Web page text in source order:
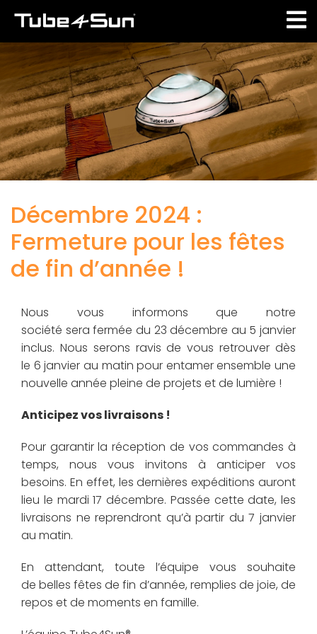
contenu
principal
Décembre 2024 :
Fermeture pour les fêtes
de fin d’année !
Nous vous informons que notre
société sera fermée du 23 décembre au 5 janvier
inclus. Nous serons ravis de vous retrouver dès
le 6 janvier au matin pour entamer ensemble une
nouvelle année pleine de projets et de lumière !
Anticipez vos livraisons !
Pour garantir la réception de vos commandes à
temps, nous vous invitons à anticiper vos
besoins. En effet, les dernières expéditions auront
lieu le mardi 17 décembre. Passée cette date, les
livraisons ne reprendront qu’à partir du 7 janvier
au matin.
En attendant, toute l’équipe vous souhaite
de belles fêtes de fin d’année, remplies de joie, de
repos et de moments en famille.